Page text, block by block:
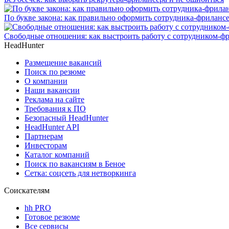
По букве закона: как правильно оформить сотрудника-
Свободные отношения: как выстроить работу с сотрудником-
HeadHunter
Размещение вакансий
Поиск по резюме
О компании
Наши вакансии
Реклама на сайте
Требования к ПО
Безопасный HeadHunter
HeadHunter API
Партнерам
Инвесторам
Каталог компаний
Поиск по вакансиям в Беное
Сетка: соцсеть для нетворкинга
Соискателям
hh PRO
Готовое резюме
Все сервисы